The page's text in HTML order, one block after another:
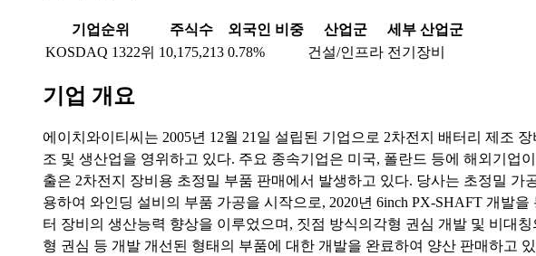
기업순위 주식수 외국인 비중 산업군
세부 산업군
KOSDAQ 1322위 10,175,213 0.78% 건설/인프라 전기장비
기업 개요
에이치와이티씨는 2005년 12월 21일 설립된 기업으로 2차전지 배터리 제조
조 및 생산업을 영위하고 있다. 주요 종속기업은 미국, 폴란드 등에 해외기업
출은 2차전지 장비용 초정밀 부품 판매에서 발생하고 있다. 당사는 초정밀 가
용하여 와인딩 설비의 부품 가공을 시작으로, 2020년 6inch PX-SHAFT 개발을
터 장비의 생산능력 향상을 이루었으며, 짓점 방식의각형 권심 개발 및 비대
형 권심 등 개발 개선된 형태의 부품에 대한 개발을 완료하여 양산 판매하고